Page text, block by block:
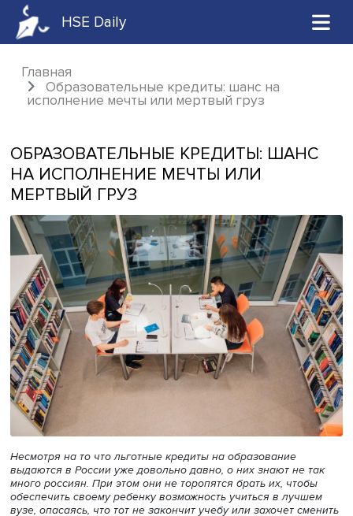
HSE Daily
Главная
Образовательные кредиты: шанс на
ОБРАЗОВАТЕЛЬНЫЕ КРЕДИТЫ:
НА ИСПОЛНЕНИЕ МЕЧТЫ ИЛИ
МЕРТВЫЙ ГРУЗ